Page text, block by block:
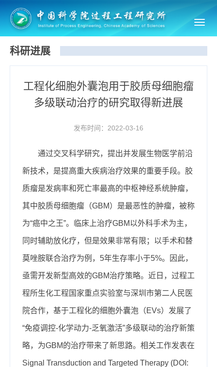
科研进展
工程化细胞外囊泡用于胶质母细胞瘤
多级联动治疗的研究取得新进展
发布时间：2022-03-16
通过交叉科学研究，提出并发展生物医学前沿
新技术，是提高重大疾病治疗效果的重要手段。胶
质瘤是发病率和死亡率最高的中枢神经系统肿瘤，
其中胶质母细胞瘤（GBM）是最恶性的肿瘤，被称
为“癌中之王”。临床上治疗GBM以外科手术为主，
同时辅助放化疗，但是效果非常有限；以手术和替
莫唑胺联合治疗为例，5年生存率小于5%。因此，
亟需开发新型高效的GBM治疗策略。 近日，过程工
程所生化工程国家重点实验室与深圳 市第二人民医
院合作， 基于工程化的细胞外囊泡（EVs）发展了
“免疫调控-化学动力-乏氧激活”多级联动的治疗新策
略，为GBM的治疗带来了新思路。 相关工作发表在
Signal Transduction and Targeted Therapy (DOI: